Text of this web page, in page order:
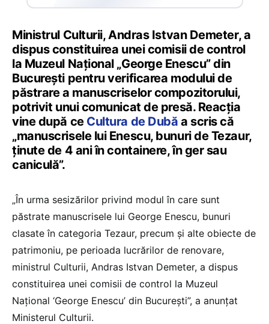
Ministrul Culturii, Andras Istvan Demeter, a
dispus constituirea unei comisii de control
la Muzeul Național „George Enescu” din
București pentru verificarea modului de
păstrare a manuscriselor compozitorului,
potrivit unui comunicat de presă. Reacția
vine după ce Cultura de Dubă a scris că
„manuscrisele lui Enescu, bunuri de Tezaur,
ținute de 4 ani în containere, în ger sau
caniculă”.
„În urma sesizărilor privind modul în care sunt
păstrate manuscrisele lui George Enescu, bunuri
clasate în categoria Tezaur, precum și alte obiecte de
patrimoniu, pe perioada lucrărilor de renovare,
ministrul Culturii, Andras Istvan Demeter, a dispus
constituirea unei comisii de control la Muzeul
Național ‘George Enescu’ din București”, a anunțat
Ministerul Culturii.